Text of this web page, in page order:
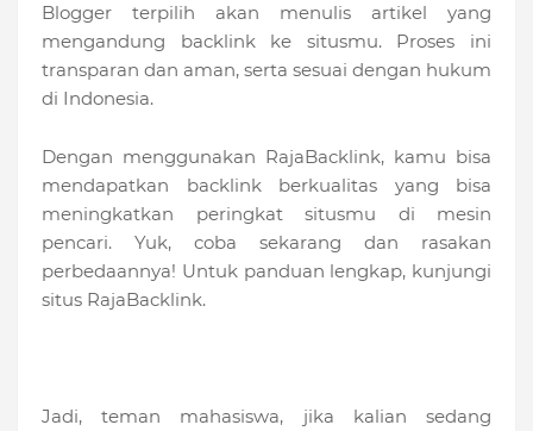
Blogger terpilih akan menulis artikel yang
mengandung backlink ke situsmu. Proses ini
transparan dan aman, serta sesuai dengan hukum
di Indonesia.
Dengan menggunakan RajaBacklink, kamu bisa
mendapatkan backlink berkualitas yang bisa
meningkatkan peringkat situsmu di mesin
pencari. Yuk, coba sekarang dan rasakan
perbedaannya! Untuk panduan lengkap, kunjungi
situs RajaBacklink.
Jadi, teman mahasiswa, jika kalian sedang